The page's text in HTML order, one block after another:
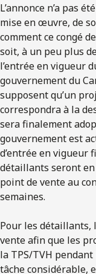
L’annonce n’a pas
mise en œuvre, de
comment ce congé
soit, à un peu plus
l’entrée en vigueur
gouvernement du
supposent qu’un
correspondra à la
sera finalement
gouvernement est
d’entrée en vigueur
détaillants seront en
point de vente au
semaines.
Pour les détaillants,
vente afin que les
la TPS/TVH
tâche considérable,